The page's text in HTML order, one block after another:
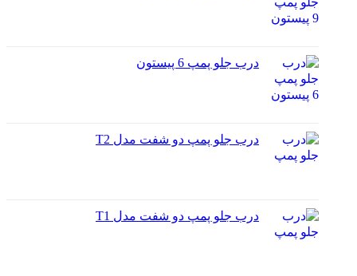
درب جلو پمپ 6 پیستون
درب جلو پمپ دو شفت مدل T2
درب جلو پمپ دو شفت مدل T1